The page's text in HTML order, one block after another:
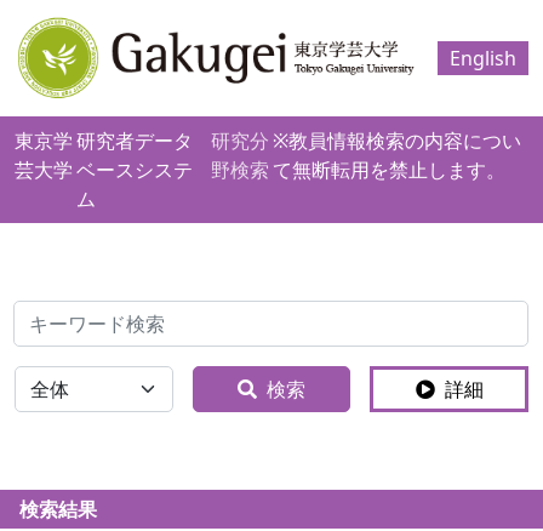
English
東京学
芸大学
研究者データ
ベースシステ
ム
研究分
野検索
※教員情報検索の内容につい
て無断転用を禁止します。
検索
全体 検索 詳細
検索結果